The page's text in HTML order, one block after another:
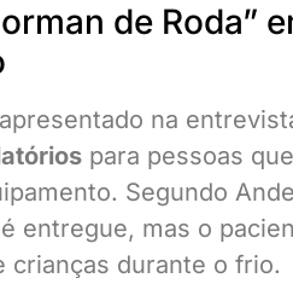
de Roda”
na
para pessoas
Segundo
entregue, mas o
crianças durante o frio.